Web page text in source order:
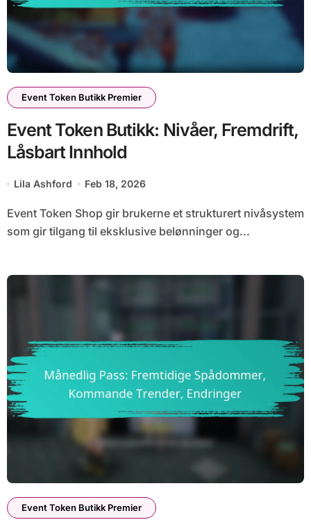
Event Token Butikk Premier
Event Token Butikk: Nivåer, Fremdrift,
Låsbart Innhold
Lila Ashford Feb 18, 2026
Event Token Shop gir brukerne et strukturert nivåsystem
som gir tilgang til eksklusive belønninger og...
Event Token Butikk Premier